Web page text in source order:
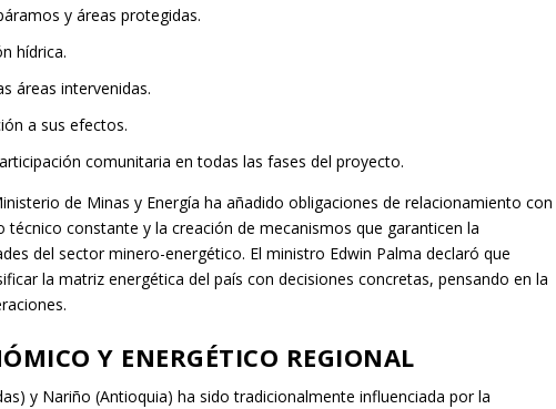
y áreas protegidas.
hídrica.
áreas intervenidas.
a sus efectos.
comunitaria en todas las fases del proyecto.
de Minas y Energía ha añadido obligaciones de relacionamiento con
constante y la creación de mecanismos que garanticen la
del sector minero-energético. El ministro Edwin Palma declaró que
la matriz energética del país con decisiones concretas, pensando en la
Y ENERGÉTICO REGIONAL
y Nariño (Antioquia) ha sido tradicionalmente influenciada por la